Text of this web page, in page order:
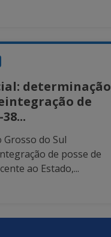
determinação
de
Grosso do Sul
de posse de
ao Estado,...